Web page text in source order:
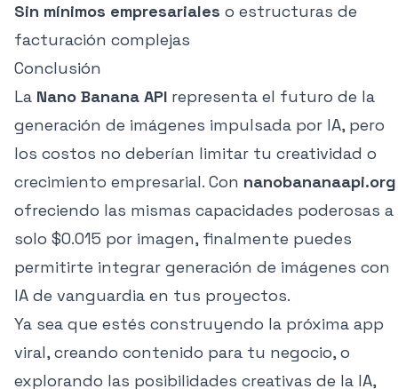
Sin mínimos empresariales o estructuras de
facturación complejas
Conclusión
La Nano Banana API representa el futuro de la
generación de imágenes impulsada por IA, pero
los costos no deberían limitar tu creatividad o
crecimiento empresarial. Con nanobananaapi.org
ofreciendo las mismas capacidades poderosas a
solo $0.015 por imagen, finalmente puedes
permitirte integrar generación de imágenes con
IA de vanguardia en tus proyectos.
Ya sea que estés construyendo la próxima app
viral, creando contenido para tu negocio, o
explorando las posibilidades creativas de la IA,